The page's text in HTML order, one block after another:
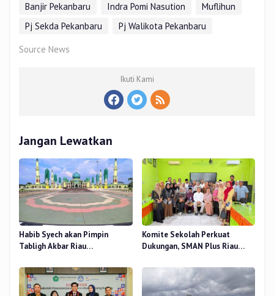
Banjir Pekanbaru Indra Pomi Nasution
Muflihun
Pj Sekda Pekanbaru
Pj Walikota Pekanbaru
Source News
Ikuti Kami
Jangan Lewatkan
Habib Syech akan Pimpin
Tabligh Akbar Riau
Nur, Besok
Komite Sekolah Perkuat
Dukungan, SMAN Plus Riau
Pendidikan